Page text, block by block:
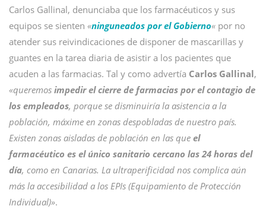
Carlos Gallinal, denunciaba que los farmacéuticos y sus
equipos se sienten «ninguneados por el Gobierno« por no
atender sus reivindicaciones de disponer de mascarillas y
guantes en la tarea diaria de asistir a los pacientes que
acuden a las farmacias. Tal y como advertía Carlos Gallinal,
«queremos impedir el cierre de farmacias por el contagio de
los empleados, porque se disminuiría la asistencia a la
población, máxime en zonas despobladas de nuestro país.
Existen zonas aisladas de población en las que el
farmacéutico es el único sanitario cercano las 24 horas del
día, como en Canarias. La ultraperificidad nos complica aún
más la accesibilidad a los EPIs (Equipamiento de Protección
Individual)».